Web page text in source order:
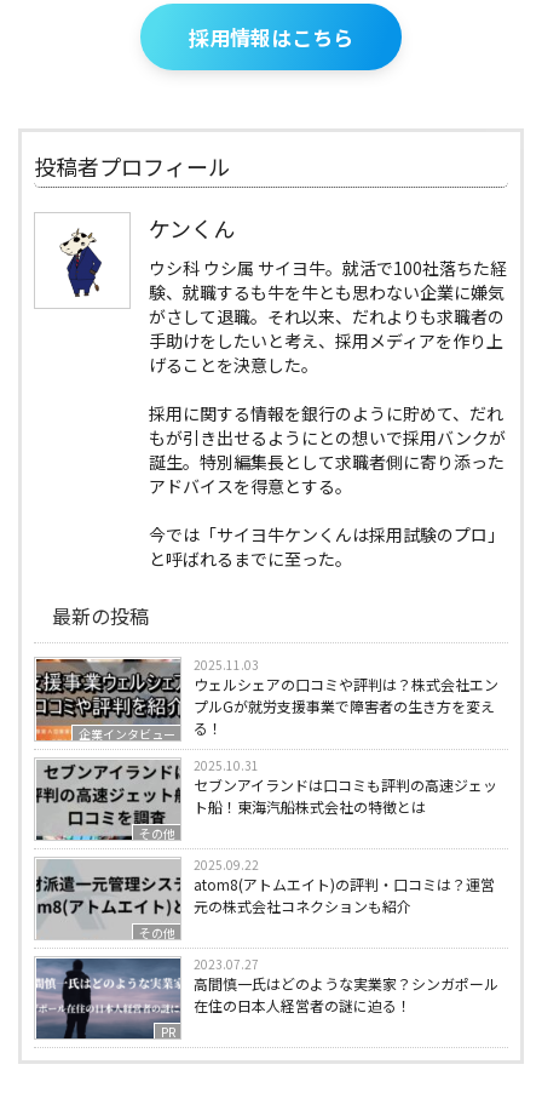
採用情報はこちら
投稿者プロフィール
ケンくん
ウシ科 ウシ属 サイヨ牛。就活で100社落ちた経
験、就職するも牛を牛とも思わない企業に嫌気
がさして退職。それ以来、だれよりも求職者の
手助けをしたいと考え、採用メディアを作り上
げることを決意した。
採用に関する情報を銀行のように貯めて、だれ
もが引き出せるようにとの想いで採用バンクが
誕生。特別編集長として求職者側に寄り添った
アドバイスを得意とする。
今では「サイヨ牛ケンくんは採用試験のプロ」
と呼ばれるまでに至った。
最新の投稿
企業インタビュー
2025.11.03
ウェルシェアの口コミや評判は？株式会社エン
プルGが就労支援事業で障害者の生き方を変え
る！
その他
2025.10.31
セブンアイランドは口コミも評判の高速ジェッ
ト船！東海汽船株式会社の特徴とは
その他
2025.09.22
atom8(アトムエイト)の評判・口コミは？運営
元の株式会社コネクションも紹介
PR
2023.07.27
高間慎一氏はどのような実業家？シンガポール
在住の日本人経営者の謎に迫る！